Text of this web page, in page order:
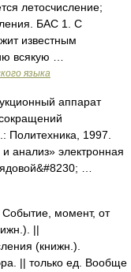
летосчисление;
БАС 1. С
известным
всякую …
языка
аппарат
Политехника, 1997.
анализ» электронная
…
момент, от
||
(книжн.).
|| только ед. Вообще